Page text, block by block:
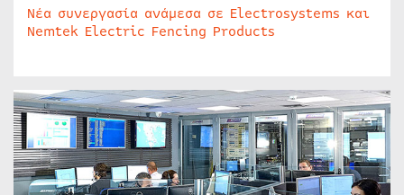
Νέα συνεργασία ανάμεσα σε Electrosystems και
Nemtek Electric Fencing Products